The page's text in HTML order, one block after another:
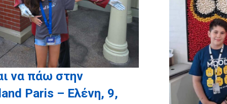
να πάω στην
Paris – Ελένη, 9,